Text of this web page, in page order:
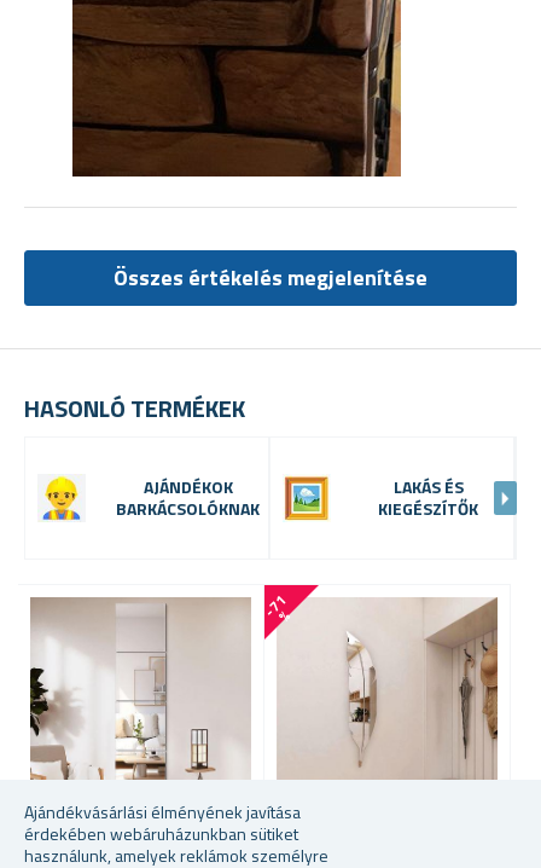
Ajándékvásárlási élményének javítása
érdekében webáruházunkban sütiket
használunk, amelyek reklámok személyre
HASONLÓ TERMÉKEK
AJÁNDÉKOK
BARKÁCSOLÓKNAK
LAKÁS ÉS
KIEGÉSZÍTŐK
-
7
1
%
Összes értékelés megjelenítése